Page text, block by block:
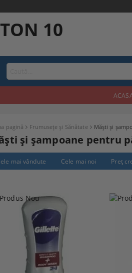
10
pagină Frumusețe și Sănătate Măşti şi
şi şampoane pentru
mai vândute Cele mai noi Preţ